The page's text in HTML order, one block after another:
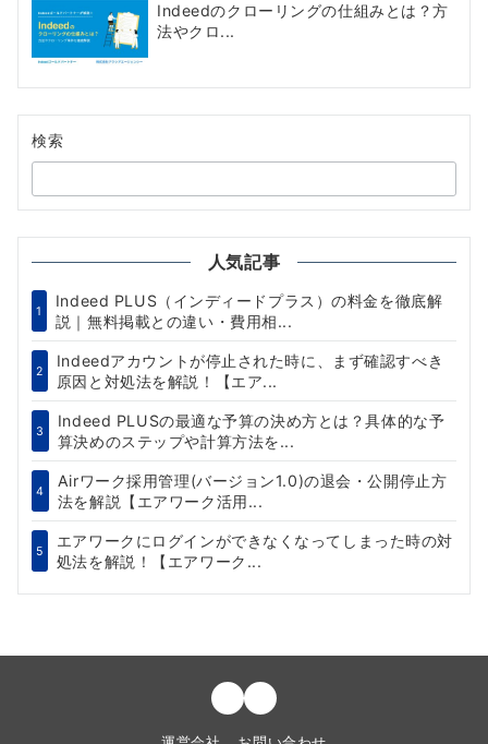
Indeedのクローリングの仕組みとは？方
法やクロ...
検索
人気記事
1
Indeed PLUS（インディードプラス）の料金を徹底解
説｜無料掲載との違い・費用相...
2
Indeedアカウントが停止された時に、まず確認すべき
原因と対処法を解説！【エア...
3
Indeed PLUSの最適な予算の決め方とは？具体的な予
算決めのステップや計算方法を...
4
Airワーク採用管理(バージョン1.0)の退会・公開停止方
法を解説【エアワーク活用...
5
エアワークにログインができなくなってしまった時の対
処法を解説！【エアワーク...